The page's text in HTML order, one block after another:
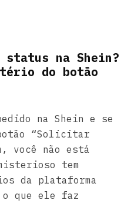
na Shein?
do botão
na Shein e se
“Solicitar
você não está
tem
da plataforma
que ele faz